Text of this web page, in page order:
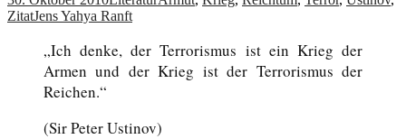
ZitatJens Yahya Ranft
„Ich denke, der Terrorismus ist ein Krieg der
Armen und der Krieg ist der Terrorismus der
Reichen.“
(Sir Peter Ustinov)